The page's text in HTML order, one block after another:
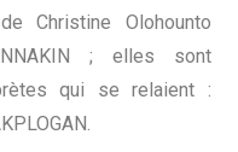
Christine Olohounto
; elles sont
qui se relaient :